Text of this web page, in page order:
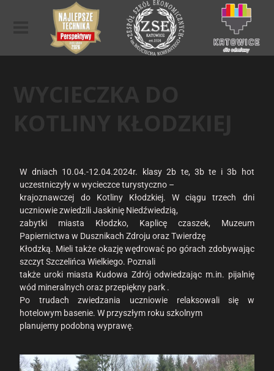
W dniach 10.04.-12.04.2024r. klasy 2b te, 3b te i 3b hot
uczestniczyły w wycieczce turystyczno –
krajoznawczej do Kotliny Kłodzkiej. W ciągu trzech dni
uczniowie zwiedzili Jaskinię Niedźwiedzią,
zabytki miasta Kłodzko, Kaplicę czaszek, Muzeum
Papiernictwa w Dusznikach Zdroju oraz Twierdzę
Kłodzką. Mieli także okazję wędrować po górach zdobywając
szczyt Szczelińca Wielkiego. Poznali
także uroki miasta Kudowa Zdrój odwiedzając m.in. pijalnię
wód mineralnych oraz przepiękny park .
Po trudach zwiedzania uczniowie relaksowali się w
hotelowym basenie. W przyszłym roku szkolnym
planujemy podobną wyprawę.